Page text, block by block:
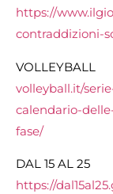
https://
contraddizioni-
VOLLEYBALL
volleyball.it/
calendario-
fase/
DAL 15 AL 25
https://